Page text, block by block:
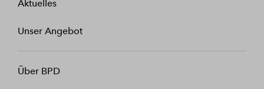
Aktuelles
Unser Angebot
Über BPD